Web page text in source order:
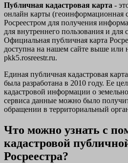
Публичная кадастровая карта -
онлайн карты (геоинформационная
Росреестром для получения
для внутреннего пользования и для
Официальная публичная карта
доступна на нашем сайте выше или
pkk5.rosreestr.ru.
Единая публичная кадастровая
была разработана в 2010 году. Ее
кадастровой информации о
сервиса данные можно было
обращении в территориальный
Что можно узнать с
кадастровой
Росреестра?